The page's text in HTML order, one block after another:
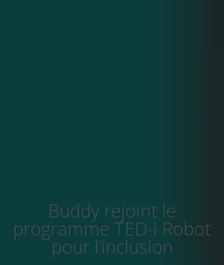
Buddy rejoint le
programme TED-i Robot
pour l’inclusion